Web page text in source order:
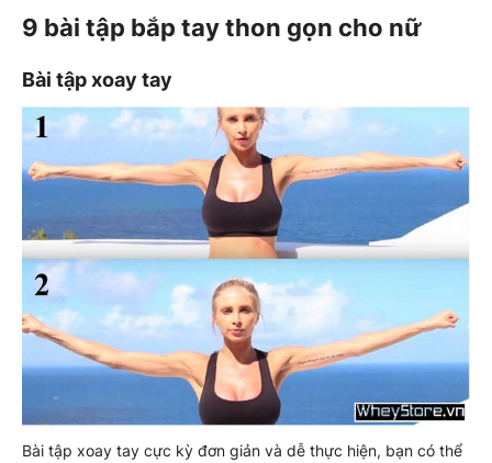
9 bài tập bắp tay thon gọn cho nữ
Bài tập xoay tay
Bài tập xoay tay cực kỳ đơn giản và dễ thực hiện, bạn có thể